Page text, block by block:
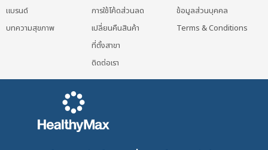
แบรนด์
บทความสุขภาพ
การใช้โค้ดส่วนลด
เปลี่ยนคืนสินค้า
ที่ตั้งสาขา
ติดต่อเรา
ข้อมูลส่วนบุคคล
Terms & Conditions